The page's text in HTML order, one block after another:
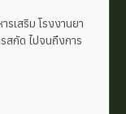
เสริม โรงงานยา
สกัด ไปจนถึงการ